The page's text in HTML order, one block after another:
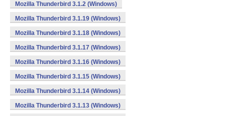
Mozilla Thunderbird 3.1.2 (Windows)
Mozilla Thunderbird 3.1.19 (Windows)
Mozilla Thunderbird 3.1.18 (Windows)
Mozilla Thunderbird 3.1.17 (Windows)
Mozilla Thunderbird 3.1.16 (Windows)
Mozilla Thunderbird 3.1.15 (Windows)
Mozilla Thunderbird 3.1.14 (Windows)
Mozilla Thunderbird 3.1.13 (Windows)